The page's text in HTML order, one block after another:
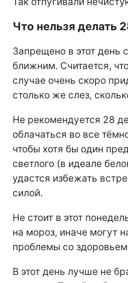
Что нельзя делать
Запрещено в этот день
ближним. Считается,
случае очень скоро
столько же слез,
Не рекомендуется 28
облачаться во все
чтобы хотя бы один
светлого (в идеале
удастся избежать
силой.
Не стоит в этот
на мороз, иначе могут
проблемы со
В этот день лучше не